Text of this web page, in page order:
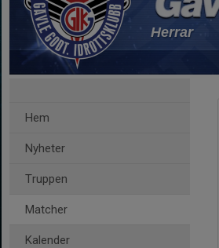
Herrar
Hem
Nyheter
Truppen
Matcher
Kalender